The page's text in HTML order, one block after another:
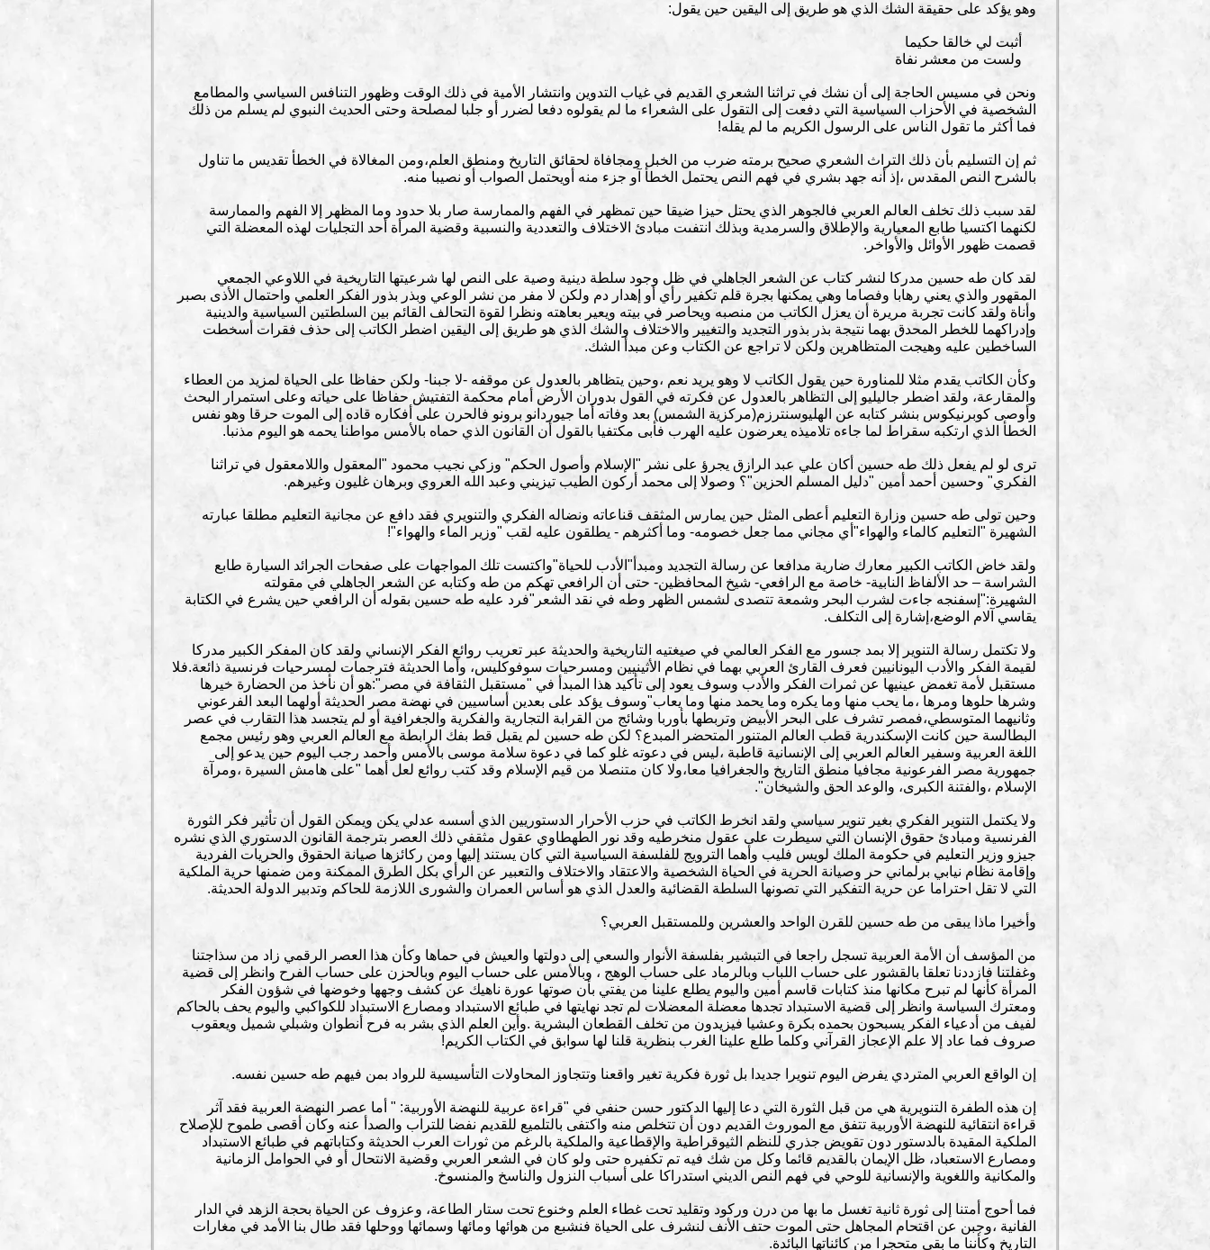
وهو يؤكد على حقيقة الشك الذي هو طريق إلى اليقين حين يقول:
أثبت لي خالقا حكيما
ولست من معشر نفاة
ونحن في مسيس الحاجة إلى أن نشك في تراثنا الشعري القديم في غياب التدوين وانتشار الأمية في ذلك الوقت وظهور التنافس السياسي والمطامع
الشخصية في الأحزاب السياسية التي دفعت إلى التقول على الشعراء ما لم يقولوه دفعا لضرر أو جلبا لمصلحة وحتى الحديث النبوي لم يسلم من ذلك
فما أكثر ما تقول الناس على الرسول الكريم ما لم يقله!
ثم إن التسليم بأن ذلك التراث الشعري صحيح برمته ضرب من الخبل ومجافاة لحقائق التاريخ ومنطق العلم،ومن المغالاة في الخطأ تقديس ما تناول
بالشرح النص المقدس ،إذ أنه جهد بشري في فهم النص يحتمل الخطأ آو جزء منه أويحتمل الصواب أو نصيبا منه.
لقد سبب ذلك تخلف العالم العربي فالجوهر الذي يحتل حيزا ضيقا حين تمظهر في الفهم والممارسة صار بلا حدود وما المظهر إلا الفهم والممارسة
لكنهما اكتسيا طابع المعيارية والإطلاق والسرمدية وبذلك انتفىت مبادئ الاختلاف والتعددية والنسبية وقضية المرأة أحد التجليات لهذه المعضلة التي
قصمت ظهور الأوائل والأواخر.
لقد كان طه حسين مدركا لنشر كتاب عن الشعر الجاهلي في ظل وجود سلطة دينية وصية على النص لها شرعيتها التاريخية في اللاوعي الجمعي
المقهور والذي يعني رهابا وفصاما وهي يمكنها بجرة قلم تكفير رأي أو إهدار دم ولكن لا مفر من نشر الوعي وبذر بذور الفكر العلمي واحتمال الأذى بصبر
وأناة ولقد كانت تجربة مريرة أن يعزل الكاتب من منصبه ويحاصر في بيته ويعير بعاهته ونظرا لقوة التحالف القائم بين السلطتين السياسية والدينية
وإدراكهما للخطر المحدق بهما نتيجة بذر بذور التجديد والتغيير والاختلاف والشك الذي هو طريق إلى اليقين اضطر الكاتب إلى حذف فقرات أسخطت
الساخطين عليه وهيجت المتظاهرين ولكن لا تراجع عن الكتاب وعن مبدأ الشك.
وكأن الكاتب يقدم مثلا للمناورة حين يقول الكاتب لا وهو يريد نعم ،وحين يتظاهر بالعدول عن موقفه -لا جبنا- ولكن حفاظا على الحياة لمزيد من العطاء
والمقارعة، ولقد اضطر جاليليو إلى التظاهر بالعدول عن فكرته في القول بدوران الأرض أمام محكمة التفتيش حفاظا على حياته وعلى استمرار البحث
وأوصى كوبرنيكوس بنشر كتابه عن الهليوسنترزم(مركزية الشمس) بعد وفاته أما جيوردانو برونو فالحرن على أفكاره قاده إلى الموت حرقا وهو نفس
الخطأ الذي ارتكبه سقراط لما جاءه تلاميذه يعرضون عليه الهرب فأبى مكتفيا بالقول أن القانون الذي حماه بالأمس مواطنا يحمه هو اليوم مذنبا.
ترى لو لم يفعل ذلك طه حسين أكان علي عبد الرازق يجرؤ على نشر "الإسلام وأصول الحكم" وزكي نجيب محمود "المعقول واللامعقول في تراثنا
الفكري" وحسين أحمد أمين "دليل المسلم الحزين"؟ وصولا إلى محمد أركون الطيب تيزيني وعبد الله العروي وبرهان غليون وغيرهم.
وحين تولى طه حسين وزارة التعليم أعطى المثل حين يمارس المثقف قناعاته ونضاله الفكري والتنويري فقد دافع عن مجانية التعليم مطلقا عبارته
الشهيرة "التعليم كالماء والهواء"أي مجاني مما جعل خصومه- وما أكثرهم - يطلقون عليه لقب "وزير الماء والهواء"!
ولقد خاض الكاتب الكبير معارك ضارية مدافعا عن رسالة التجديد ومبدأ"الأدب للحياة"واكتست تلك المواجهات على صفحات الجرائد السيارة طابع
الشراسة – حد الألفاظ النابية- خاصة مع الرافعي- شيخ المحافظين- حتى أن الرافعي تهكم من طه وكتابه عن الشعر الجاهلي في مقولته
الشهيرة:"إسفنجه جاءت لشرب البحر وشمعة تتصدى لشمس الظهر وطه في نقد الشعر"فرد عليه طه حسين بقوله أن الرافعي حين يشرع في الكتابة
يقاسي آلام الوضع،إشارة إلى التكلف.
ولا تكتمل رسالة التنوير إلا بمد جسور مع الفكر العالمي في صيغتيه التاريخية والحديثة عبر تعريب روائع الفكر الإنساني ولقد كان المفكر الكبير مدركا
لقيمة الفكر والأدب اليونانيين فعرف القارئ العربي بهما في نظام الأثينيين ومسرحيات سوفوكليس، وأما الحديثة فترجمات لمسرحيات فرنسية ذائعة.فلا
مستقبل لأمة تغمض عينيها عن ثمرات الفكر والأدب وسوف يعود إلى تأكيد هذا المبدأ في "مستقبل الثقافة في مصر":هو أن نأخذ من الحضارة خيرها
وشرها حلوها ومرها ،ما يحب منها وما يكره وما يحمد منها وما يعاب"وسوف يؤكد على بعدين أساسيين في نهضة مصر الحديثة أولهما البعد الفرعوني
وثانيهما المتوسطي،فمصر تشرف على البحر الأبيض وتربطها بأوربا وشائج من القرابة التجارية والفكرية والجغرافية أو لم يتجسد هذا التقارب في عصر
البطالسة حين كانت الإسكندرية قطب العالم المتنور المتحضر المبدع؟ لكن طه حسين لم يقبل قط بفك الرابطة مع العالم العربي وهو رئيس مجمع
اللغة العربية وسفير العالم العربي إلى الإنسانية قاطبة ،ليس في دعوته غلو كما في دعوة سلامة موسى بالأمس وأحمد رجب اليوم حين يدعو إلى
جمهورية مصر الفرعونية مجافيا منطق التاريخ والجغرافيا معا،ولا كان متنصلا من قيم الإسلام وقد كتب روائع لعل أهما "على هامش السيرة ،ومرآة
الإسلام ،والفتنة الكبرى، والوعد الحق والشيخان".
ولا يكتمل التنوير الفكري بغير تنوير سياسي ولقد انخرط الكاتب في حزب الأحرار الدستوريين الذي أسسه عدلي يكن ويمكن القول أن تأثير فكر الثورة
الفرنسية ومبادئ حقوق الإنسان التي سيطرت على عقول منخرطيه وقد نور الطهطاوي عقول مثقفي ذلك العصر بترجمة القانون الدستوري الذي نشره
جيزو وزير التعليم في حكومة الملك لويس فليب وأهما الترويج للفلسفة السياسية التي كان يستند إليها ومن ركائزها صيانة الحقوق والحريات الفردية
وإقامة نظام نيابي برلماني حر وصيانة الحرية في الحياة الشخصية والاعتقاد والاختلاف والتعبير عن الرأي بكل الطرق الممكنة ومن ضمنها حرية الملكية
التي لا تقل احتراما عن حرية التفكير التي تصونها السلطة القضائية والعدل الذي هو أساس العمران والشورى اللازمة للحاكم وتدبير الدولة الحديثة.
وأخيرا ماذا يبقى من طه حسين للقرن الواحد والعشرين وللمستقبل العربي؟
من المؤسف أن الأمة العربية تسجل راجعا في التبشير بفلسفة الأنوار والسعي إلى دولتها والعيش في حماها وكأن هذا العصر الرقمي زاد من سذاجتنا
وغفلتنا فازددنا تعلقا بالقشور على حساب اللباب وبالرماد على حساب الوهج ، وبالأمس على حساب اليوم وبالحزن على حساب الفرح وانظر إلى قضية
المرأة كأنها لم تبرح مكانها منذ كتابات قاسم أمين واليوم يطلع علينا من يفتي بأن صوتها عورة ناهيك عن كشف وجهها وخوضها في شؤون الفكر
ومعترك السياسة وانظر إلى قضية الاستبداد تجدها معضلة المعضلات لم تجد نهايتها في طبائع الاستبداد ومصارع الاستبداد للكواكبي واليوم يحف بالحاكم
لفيف من أدعياء الفكر يسبحون بحمده بكرة وعشيا فيزيدون من تخلف القطعان البشرية .وأين العلم الذي بشر به فرح أنطوان وشبلي شميل ويعقوب
صروف فما عاد إلا علم الإعجاز القرآني وكلما طلع علينا الغرب بنظرية قلنا لها سوابق في الكتاب الكريم!
إن الواقع العربي المتردي يفرض اليوم تنويرا جديدا بل ثورة فكرية تغير واقعنا وتتجاوز المحاولات التأسيسية للرواد بمن فيهم طه حسين نفسه.
إن هذه الطفرة التنويرية هي من قبل الثورة التي دعا إليها الدكتور حسن حنفي في "قراءة عربية للنهضة الأوربية: " أما عصر النهضة العربية فقد آثر
قراءة انتقائية للنهضة الأوربية تتفق مع الموروث القديم دون أن تتخلص منه واكتفى بالتلميع للقديم نفضا للتراب والصدأ عنه وكان أقصى طموح للإصلاح
الملكية المقيدة بالدستور دون تقويض جذري للنظم الثيوقراطية والإقطاعية والملكية بالرغم من ثورات العرب الحديثة وكتاباتهم في طبائع الاستبداد
ومصارع الاستعباد، ظل الإيمان بالقديم قائما وكل من شك فيه تم تكفيره حتى ولو كان في الشعر العربي وقضية الانتحال أو في الحوامل الزمانية
والمكانية واللغوية والإنسانية للوحي في فهم النص الديني استدراكا على أسباب النزول والناسخ والمنسوخ.
فما أحوج أمتنا إلى ثورة ثانية تغسل ما بها من درن وركود وتقليد تحت غطاء العلم وخنوع تحت ستار الطاعة، وعزوف عن الحياة بحجة الزهد في الدار
الفانية ،وجبن عن اقتحام المجاهل حتى الموت حتف الأنف لنشرف على الحياة فنشبع من هوائها ومائها وسمائها ووحلها فقد طال بنا الأمد في مغارات
التاريخ وكأننا ما بقي متحجرا من كائناتها البائدة.